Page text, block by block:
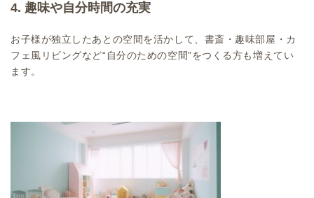
4. 趣味や自分時間の充実
お子様が独立したあとの空間を活かして、書斎・趣味部屋・カ
フェ風リビングなど“自分のための空間”をつくる方も増えてい
ます。